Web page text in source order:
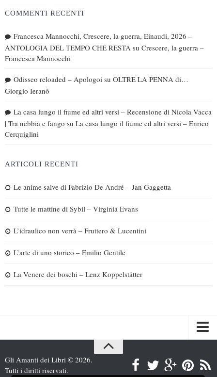
COMMENTI RECENTI
Francesca Mannocchi, Crescere, la guerra, Einaudi, 2026 –
ANTOLOGIA DEL TEMPO CHE RESTA su Crescere, la guerra –
Francesca Mannocchi
Odisseo reloaded – Apologoi su OLTRE LA PENNA di…
Giorgio Ieranò
La casa lungo il fiume ed altri versi – Recensione di Nicola Vacca
| Tra nebbia e fango su La casa lungo il fiume ed altri versi – Enrico
Cerquiglini
ARTICOLI RECENTI
Le anime salve di Fabrizio De André – Jan Gaggetta
Tutte le mattine di Sybil – Virginia Evans
L’idraulico non verrà – Fruttero & Lucentini
L’arte di uno storico – Emilio Gentile
La Venere dei boschi – Lenz Koppelstätter
Recensioni
Gli Amanti dei Libri © 2026.
Tutti i diritti riservati.